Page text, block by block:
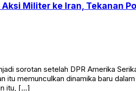
Aksi Militer ke Iran, Tekanan
sorotan setelah DPR Amerika
itu memunculkan dinamika baru
itu, […]